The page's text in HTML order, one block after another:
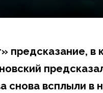
предсказание, в
снова всплыли в